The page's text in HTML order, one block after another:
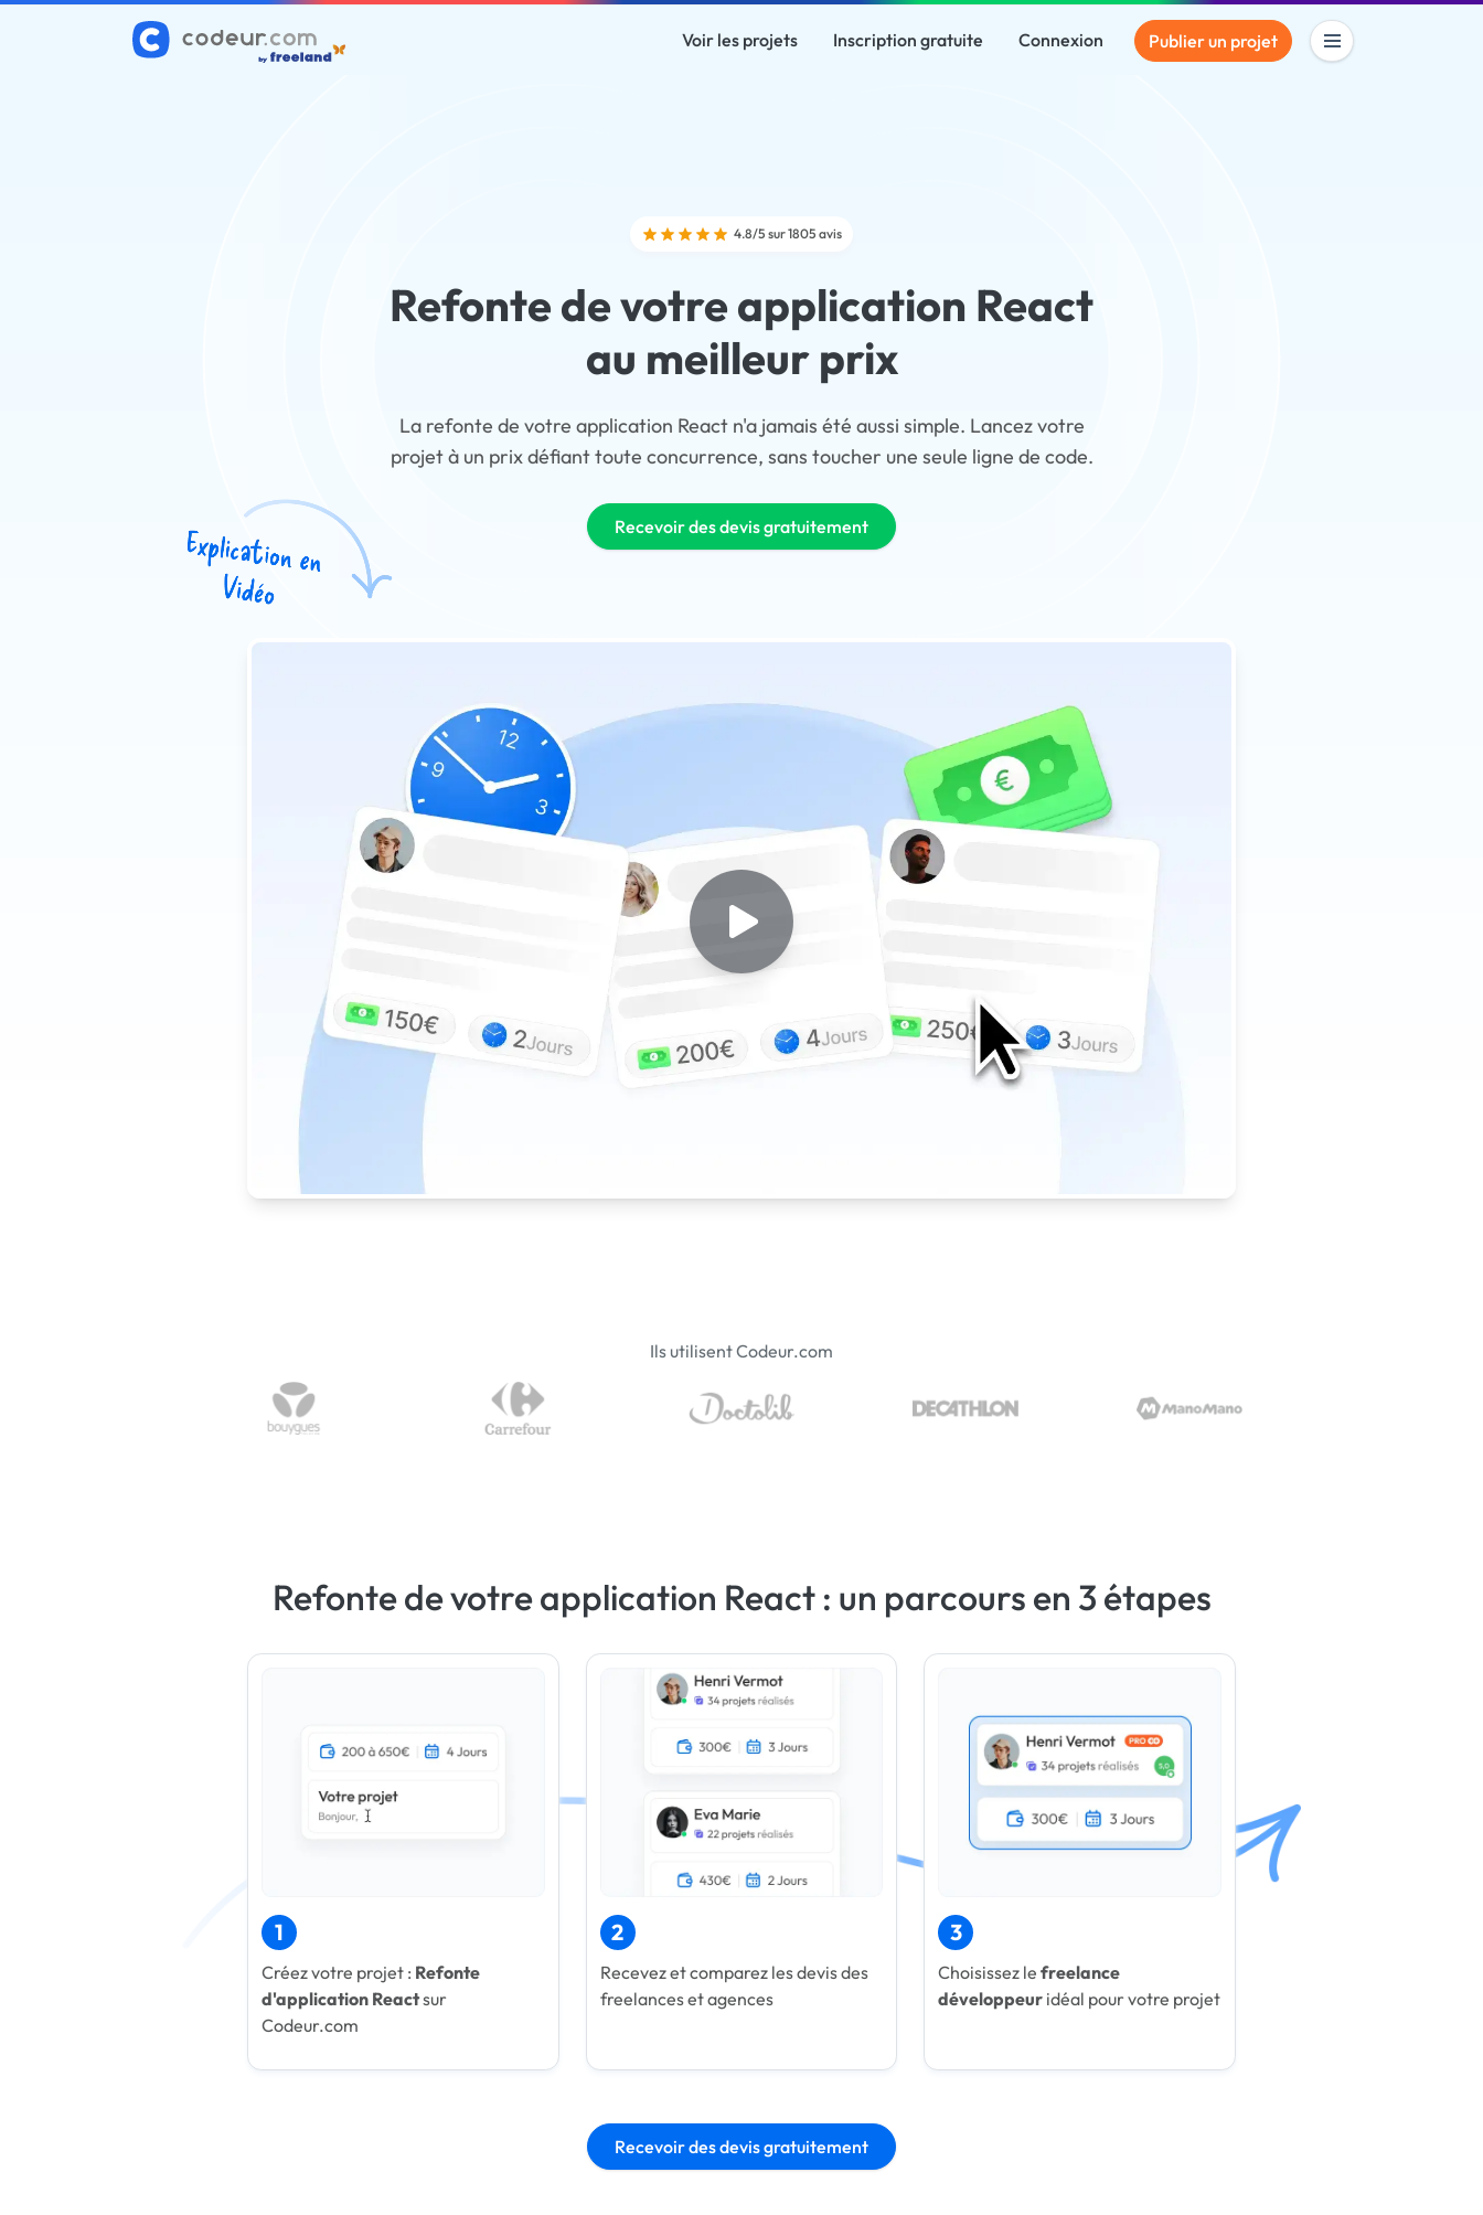
Voir les projets Inscription gratuite Connexion Publier un projet
4.8/5 sur 1805 avis
Refonte de votre application React
au meilleur prix
La refonte de votre application React n'a jamais été aussi simple. Lancez votre
projet à un prix défiant toute concurrence, sans toucher une seule ligne de code.
Recevoir des devis gratuitement
Ils utilisent Codeur.com
Refonte de votre application React : un parcours en 3 étapes
1
Créez votre projet : Refonte
d'application Reactsur
Codeur.com
2
Recevez et comparez les devis des
freelances et agences
3
Choisissez lefreelance
développeur idéal pour votre projet
Recevoir des devis gratuitement